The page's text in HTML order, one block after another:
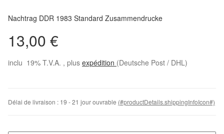
Nachtrag DDR 1983 Standard Zusammendrucke
13,00 €
inclu 19% T.V.A. , plus expédition (Deutsche Post / DHL)
Délai de livraison : 19 - 21 jour ouvrable (#productDetails.shippingInfoIcon#)